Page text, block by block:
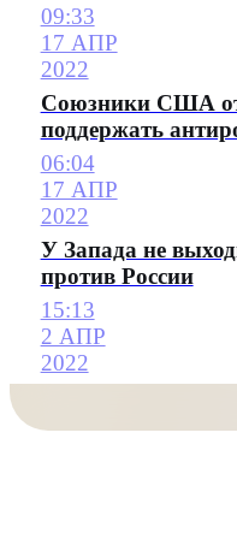
09:33
17 АПР
2022
Союзники США
поддержать
06:04
17 АПР
2022
У Запада не
против России
15:13
2 АПР
2022